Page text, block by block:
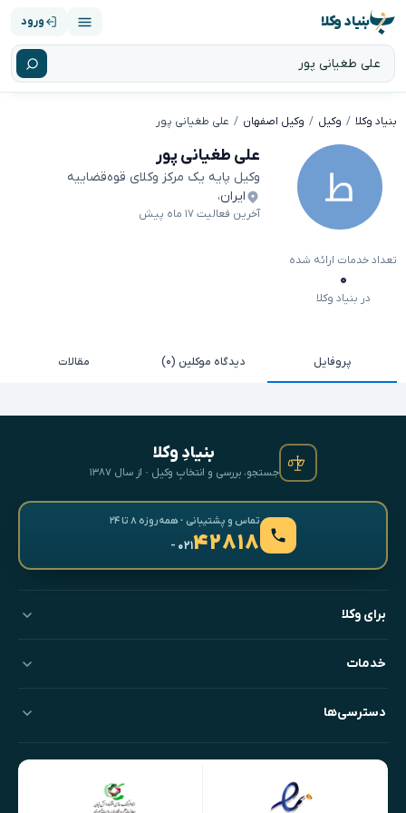
بنیاد وکلا ورود
بنیاد وکلا وکیل وکیل اصفهان علی طغیانی پور
علی طغیانی پور
وکیل پایه یک مرکز وکلای قوه‌قضاییه
ایران،
آخرین فعالیت ۱۷ ماه پیش
تعداد خدمات ارائه شده
۰
در بنیاد وکلا
پروفایل دیدگاه موکلین (۰) مقالات
بنیادِ وکلا
جستجو، بررسی و انتخابِ وکیل · از سال ۱۳۸۷
تماس و پشتیبانی · همه‌روزه ۸ تا ۲۴
۴۲۸۱۸- ۰۲۱
برای وکلا
خدمات
دسترسی‌ها